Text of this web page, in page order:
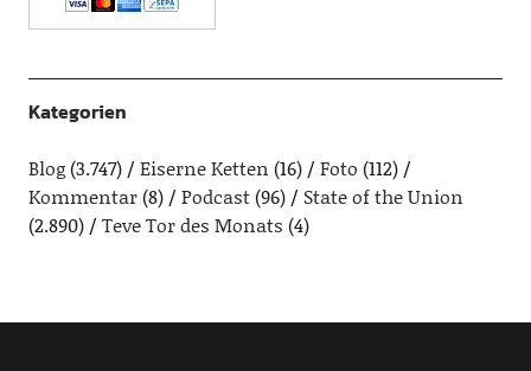
Kategorien
Blog(3.747) Eiserne Ketten (16) Foto (112)
Kommentar(8) Podcast(96)
State of the Union
(2.890)
Teve Tor des Monats (4)